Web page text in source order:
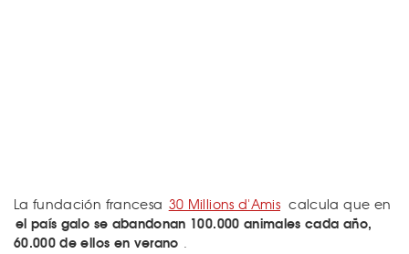
La fundación francesa 30 Millions d'Amis calcula que en
el país galo se abandonan 100.000 animales cada año,
60.000 de ellos en verano .